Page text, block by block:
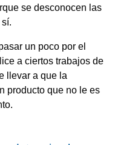
se desconocen las
un poco por el
a ciertos trabajos de
llevar a que la
producto que no le es